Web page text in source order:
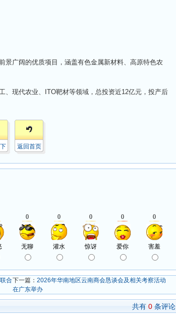
广阔的优质项目，涵盖有色金属新材料、高原特色农
现代农业、ITO靶材等领域，总投资近12亿元，投产后
返回首页
合下一篇： 2026年华南地区云南商会恳谈会及相关考察活动
在广东举办
共有 0 条评论